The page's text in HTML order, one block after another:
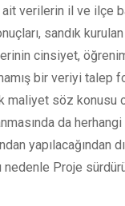
verilerin il ve ilçe
sandık
cinsiyet, öğrenim
bir veriyi
söz konusu
da
yapılacağından
nedenle Proje